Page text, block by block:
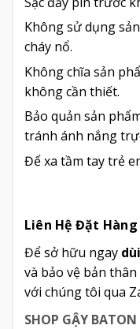
Không sử dụng
cháy nổ.
Không chĩa sản
không cần thiết.
Bảo quản sản
tránh ánh nắng
Để xa tầm tay trẻ
Liên Hệ Đặt Hàng
Để sở hữu ngay
và bảo vệ bản
với chúng tôi qua
SHOP GẬY BATON